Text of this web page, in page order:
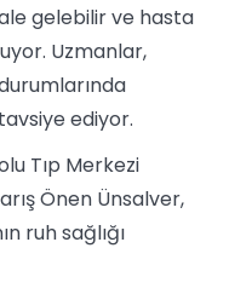
gelebilir ve hasta
Uzmanlar,
ediyor.
Tıp Merkezi
Önen Ünsalver,
ruh sağlığı